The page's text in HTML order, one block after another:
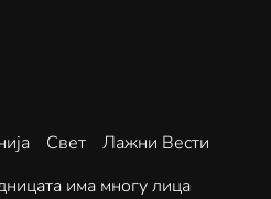
Свет
Лажни Вести
има многу лица